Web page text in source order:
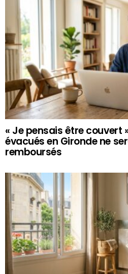
« Je pensais être couvert
évacués en Gironde ne
remboursés